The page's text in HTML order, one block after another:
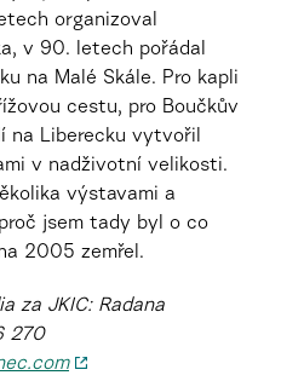
organizoval
v 90. letech pořádal
na Malé Skále. Pro kapli
cestu, pro Boučkův
na Liberecku vytvořil
v nadživotní velikosti.
výstavami a
jsem tady byl o co
2005 zemřel.
za JKIC: Radana
270